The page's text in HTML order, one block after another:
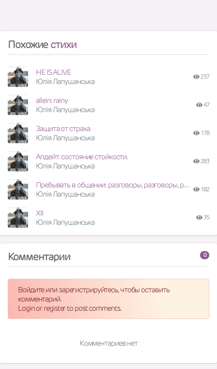
Похожие стихи
HE IS ALIVE
Юлія Лапушанська
237
allein: rainy
Юлія Лапушанська
47
Защита от страха
Юлія Лапушанська
178
Апдейт: состояние стойкости.
Юлія Лапушанська
283
Пребывать в общении: разговоры, разговоры, разговоры
Юлія Лапушанська
182
XII
Юлія Лапушанська
35
0
Комментарии
Войдите или зарегистрируйтесь, чтобы оставить
комментарий.
Login or register to post comments.
Комментариев нет